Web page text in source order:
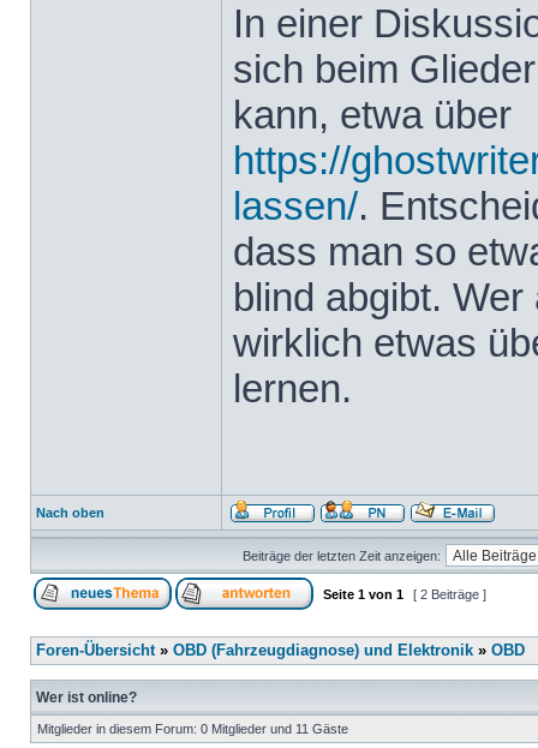
In einer
sich beim
kann, etwa über
https://
lassen/.
dass man so
blind abgibt.
wirklich etwas
lernen.
Nach oben
Beiträge der letzten Zeit anzeigen:
Seite 1 von 1 [ 2 Beiträge ]
Foren-Übersicht» OBD (Fahrzeugdiagnose) und Elektronik » OBD
Wer ist online?
Mitglieder in diesem Forum: 0 Mitglieder und 11 Gäste